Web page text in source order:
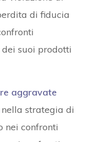
di fiducia
dei suoi prodotti
aggravate
nella strategia di
nei confronti